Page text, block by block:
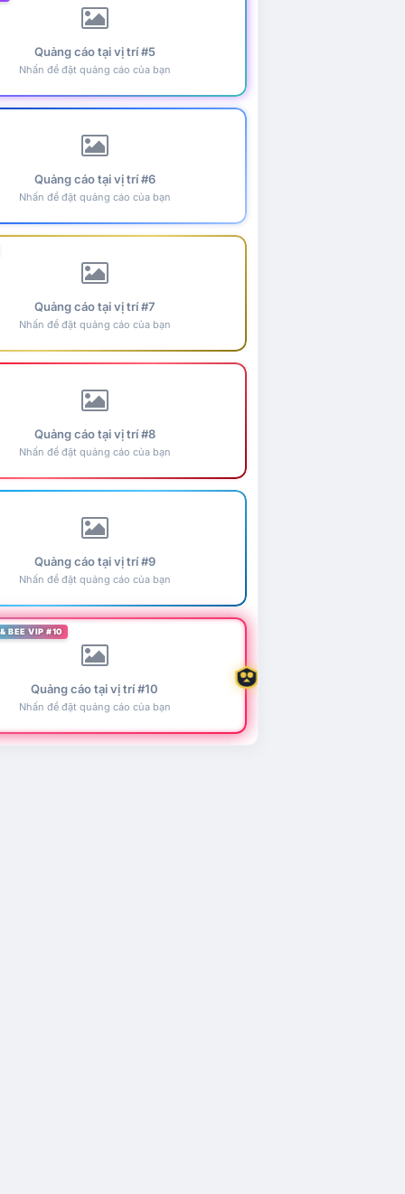
Quảng cáo tại vị trí #5
Nhấn để đặt quảng cáo của bạn
Quảng cáo tại vị trí #6
Nhấn để đặt quảng cáo của bạn
Quảng cáo tại vị trí #7
Nhấn để đặt quảng cáo của bạn
Quảng cáo tại vị trí #8
Nhấn để đặt quảng cáo của bạn
Quảng cáo tại vị trí #9
Nhấn để đặt quảng cáo của bạn
BEE VIP #10
Quảng cáo tại vị trí #10
Nhấn để đặt quảng cáo của bạn